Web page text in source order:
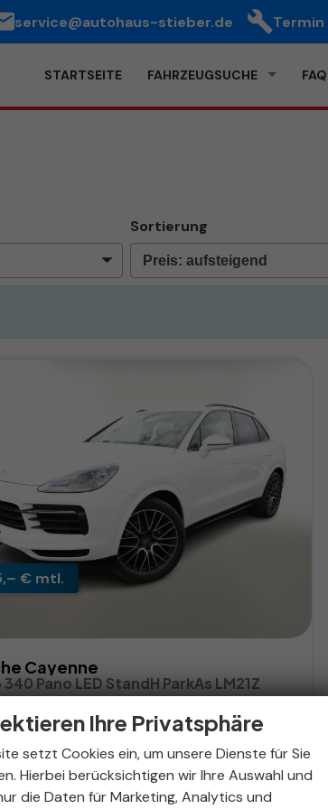
service@autohaus-stieber.de
STARTSEITE FAHRZEUGSUCHE FAQ
Sortierung
€ mtl.
Cayenne
Pano LED StandH ParkAs LM21Z
Gebrauchtwagen
Automatik
Außenfarbe Pure Weiß
kW (340 PS) Kilometerstand 45.000 km
Ihre Privatsphäre
setzt Cookies ein, um unsere Dienste für Sie
Hierbei berücksichtigen wir Ihre Auswahl und
die Daten für Marketing, Analytics und